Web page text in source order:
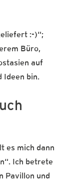
:-)“;
Büro,
auf
Ideen bin.
es mich dann
Ich betrete
Pavillon und